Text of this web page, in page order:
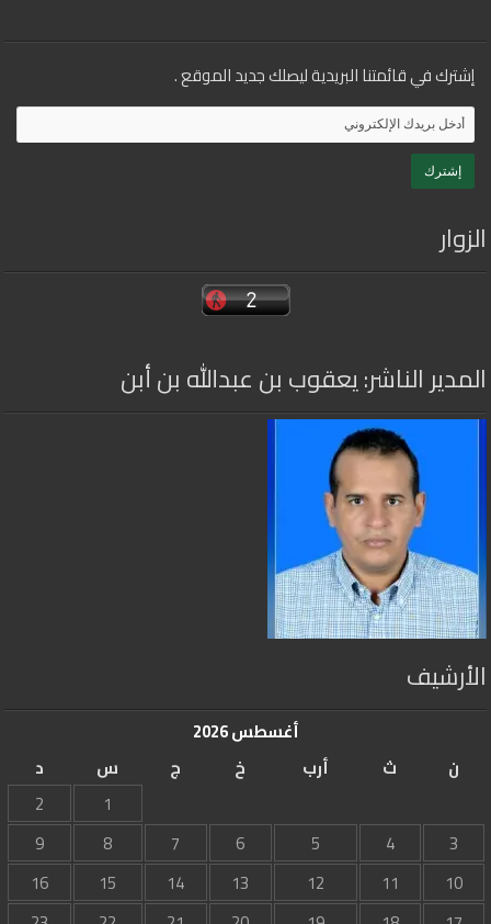
إشترك في قائمتنا البريدية ليصلك جديد الموقع .
الزوار
المدير الناشر: يعقوب بن عبدالله بن أبن
الأرشيف
أغسطس 2026
ن
ث أرب خ ج س
د
1
2
3
4
5
6
7
8
9
10
11
12
13
14
15
16